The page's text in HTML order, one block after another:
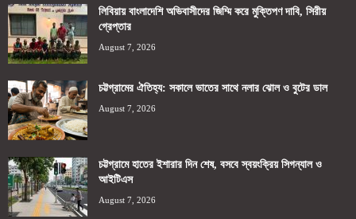
লিবিয়ায় বাংলাদেশি অভিবাসীদের জিম্মি করে মুক্তিপণ দাবি, সিরীয়
গ্রেপ্তার
August 7, 2026
চট্টগ্রামের ঐতিহ্য: সকালে ভাতের সাথে নলার ঝোল ও বুটের ডাল
August 7, 2026
চট্টগ্রামে হাতের ইশারার দিন শেষ, বসবে স্বয়ংক্রিয় সিগন্যাল ও
আইটিএস
August 7, 2026